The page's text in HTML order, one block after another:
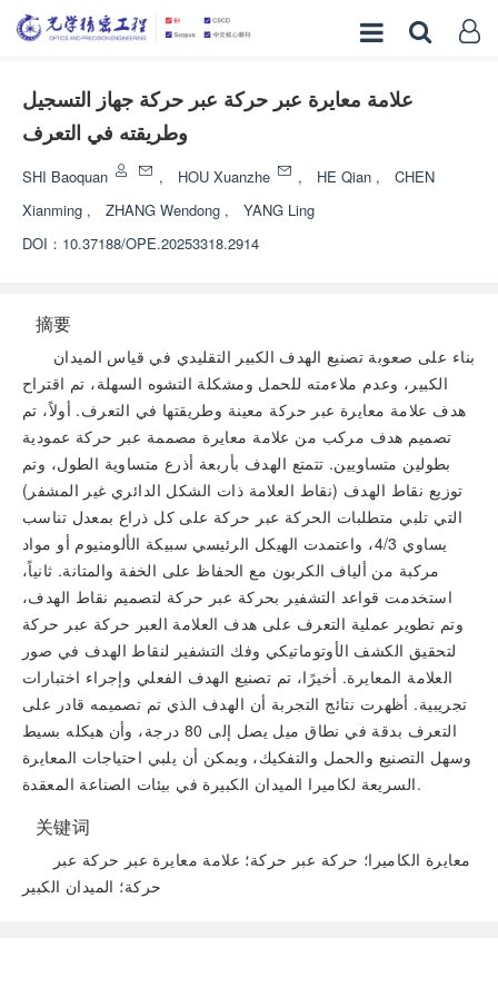
علامة معايرة عبر حركة عبر حركة جهاز التسجيل
وطريقته في التعرف
SHI Baoquan , HOU Xuanzhe , HE Qian ,
CHEN
Xianming , ZHANG Wendong ,
YANG Ling
DOI： 10.37188/OPE.20253318.2914
摘要
بناء على صعوبة تصنيع الهدف الكبير التقليدي في قياس الميدان
الكبير، وعدم ملاءمته للحمل ومشكلة التشوه السهلة، تم اقتراح
هدف علامة معايرة عبر حركة معينة وطريقتها في التعرف. أولاً، تم
تصميم هدف مركب من علامة معايرة مصممة عبر حركة عمودية
بطولين متساويين. تتمتع الهدف بأربعة أذرع متساوية الطول، وتم
توزيع نقاط الهدف (نقاط العلامة ذات الشكل الدائري غير المشفر)
التي تلبي متطلبات الحركة عبر حركة على كل ذراع بمعدل تناسب
يساوي 4/3، واعتمدت الهيكل الرئيسي سبيكة الألومنيوم أو مواد
مركبة من ألياف الكربون مع الحفاظ على الخفة والمتانة. ثانياً،
استخدمت قواعد التشفير بحركة عبر حركة لتصميم نقاط الهدف،
وتم تطوير عملية التعرف على هدف العلامة العبر حركة عبر حركة
لتحقيق الكشف الأوتوماتيكي وفك التشفير لنقاط الهدف في صور
العلامة المعايرة. أخيرًا، تم تصنيع الهدف الفعلي وإجراء اختبارات
تجريبية. أظهرت نتائج التجربة أن الهدف الذي تم تصميمه قادر على
التعرف بدقة في نطاق ميل يصل إلى 80 درجة، وأن هيكله بسيط
وسهل التصنيع والحمل والتفكيك، ويمكن أن يلبي احتياجات المعايرة
السريعة لكاميرا الميدان الكبيرة في بيئات الصناعة المعقدة.
关键词
معايرة الكاميرا؛ حركة عبر حركة؛ علامة معايرة عبر حركة عبر
حركة؛ الميدان الكبير